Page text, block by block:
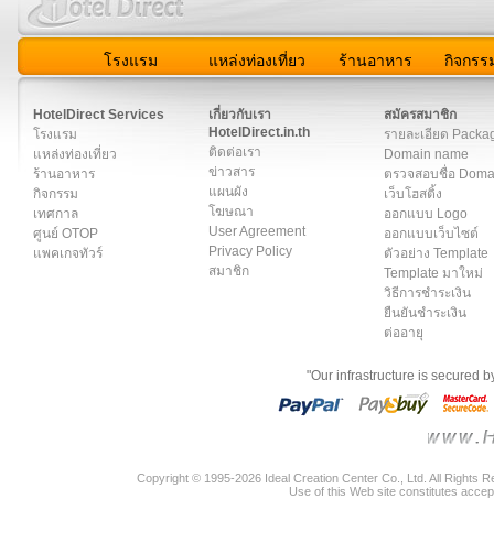
โรงแรม แหล่งท่องเที่ยว ร้านอาหาร กิจกรร
HotelDirect Services
โรงแรม
แหล่งท่องเที่ยว
ร้านอาหาร
กิจกรรม
เทศกาล
ศูนย์ OTOP
แพคเกจทัวร์
เกี่ยวกับเรา
HotelDirect.in.th
ติดต่อเรา
ข่าวสาร
แผนผัง
โฆษณา
User Agreement
Privacy Policy
สมาชิก
สมัครสมาชิก
รายละเอียด
Domain name
ตรวจสอบชื่อ
เว็บโฮสติ้ง
ออกแบบ Logo
ออกแบบเว็บไซต์
ตัวอย่าง Template
Template มาใหม่
วิธีการชำระเงิน
ยืนยันชำระเงิน
ต่ออายุ
"Our infrastructure is secured
Copyright © 1995-2026 Ideal Creation Center Co., Ltd. All Rights
Use of this Web site constitutes